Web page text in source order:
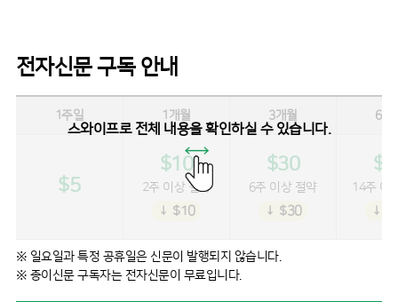
전자신문 구독 안내
스와이프로 전체 내용을 확인하실 수 있습니다.
1주일 1개월 3개월 6개
$5
$10
2주 이상 절약
↓ $10
$30
6주 이상 절약
↓ $30
14주 이
↓
※ 일요일과 특정 공휴일은 신문이 발행되지 않습니다.
※ 종이신문 구독자는 전자신문이 무료입니다.